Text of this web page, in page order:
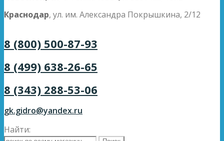
Краснодар, ул. им. Александра Покрышкина, 2/12
8 (800) 500-87-93
8 (499) 638-26-65
8 (343) 288-53-06
gk.gidro@yandex.ru
Найти: